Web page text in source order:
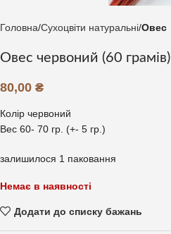
Головна Сухоцвіти натуральні Овес
Овес червоний (60 грамів)
80,00 ₴
Колір червоний
Вес 60- 70 гр. (+- 5 гр.)
залишилося 1 паковання
Немає в наявності
Додати до списку бажань